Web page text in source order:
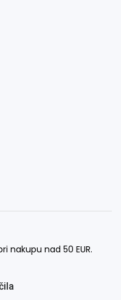
nakupu nad 50 EUR.